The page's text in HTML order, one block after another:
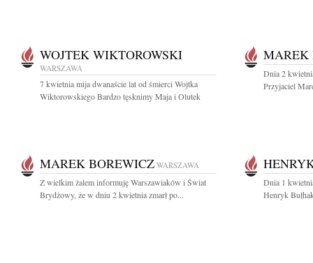
WOJTEK WIKTOROWSKI
WARSZAWA
7 kwietnia mija dwanaście lat od śmierci Wojtka
Wiktorowskiego Bardzo tęsknimy Maja i Olutek
MAREK
Dnia 2
Przyjaciel
MAREK BOREWICZ WARSZAWA
Z wielkim żalem informuję Warszawiaków i Świat
Brydżowy, że w dniu 2 kwietnia zmarł po...
Dnia 1
Henryk